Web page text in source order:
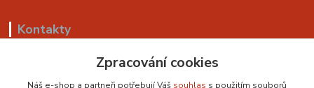
Kontakty
+420 799 530 549Zpracování cookies
Náš e-shop a partneři potřebují Váš souhlas s použitím souborů